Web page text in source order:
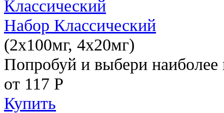
Набор Классический
(2x100мг, 4x20мг)
Попробуй и выбери наиболее
от 117 Р
Купить